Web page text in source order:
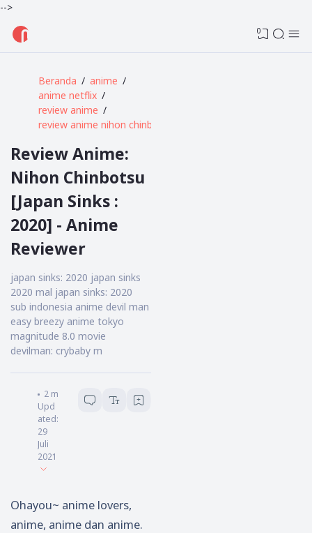
-->
0
Beranda
anime
anime netflix
review anime
review anime nihon chinbotsu
Review Anime:
Nihon Chinbotsu
[Japan Sinks :
2020] - Anime
Reviewer
japan sinks: 2020 japan sinks
2020 mal japan sinks: 2020
sub indonesia anime devil man
easy breezy anime tokyo
magnitude 8.0 movie
devilman: crybaby m
ARIMA
2menit baca
Upd
ated:
29
Juli
2021
Ohayou~ anime lovers,
anime, anime dan anime.